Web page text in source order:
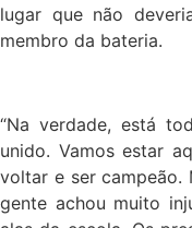
lugar que não
membro da bateria.
“Na verdade, está
unido. Vamos estar
voltar e ser campeão.
gente achou muito